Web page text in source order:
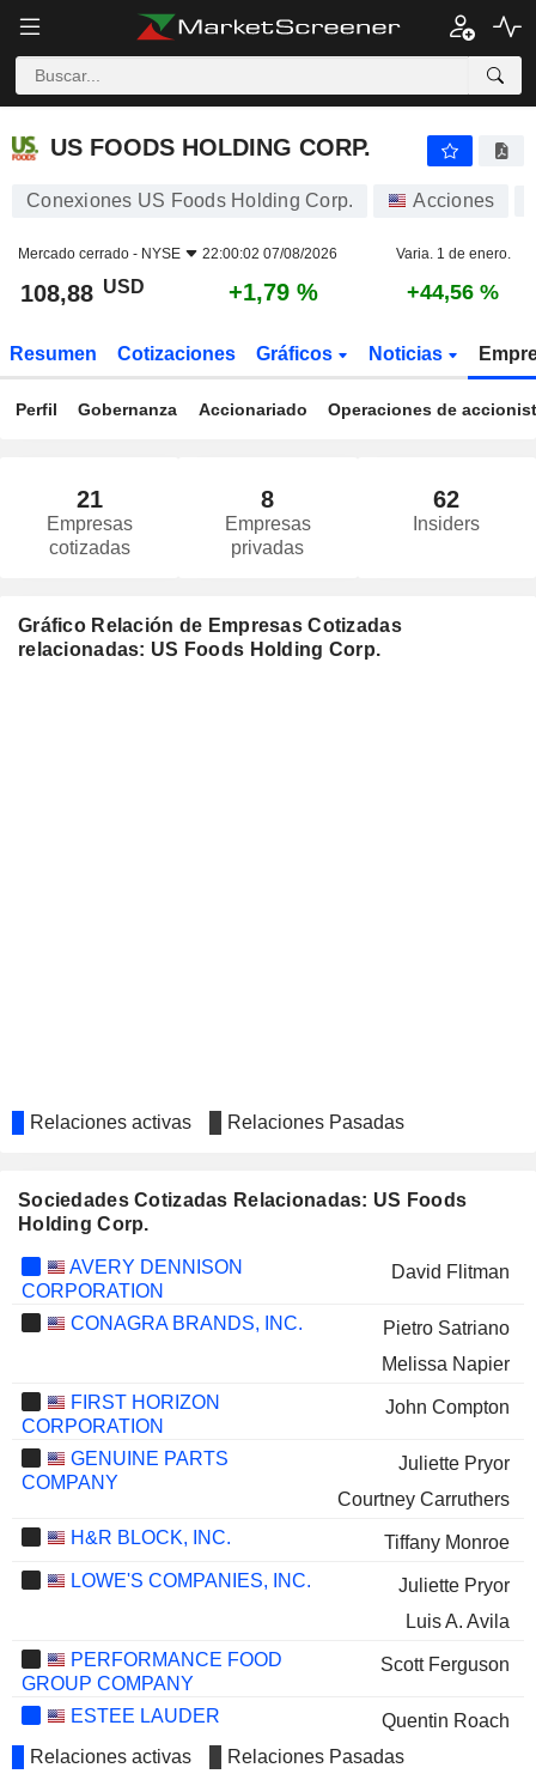
US FOODS HOLDING CORP.
US FOODS HOLDING CORP.
Conexiones US Foods Holding Corp. Acciones
Mercado cerrado - NYSE 22:00:02 07/08/2026 Varia. 1 de enero.
108,88 USD +1,79 % +44,56 %
Resumen Cotizaciones Gráficos Noticias
Perfil Gobernanza Accionariado Operaciones de
21
Empresas
cotizadas
8
Empresas
privadas
62
Insiders
Gráfico Relación de Empresas Cotizadas
relacionadas: US Foods Holding Corp.
Relaciones activas Relaciones Pasadas
Sociedades Cotizadas Relacionadas: US Foods
Holding Corp.
AVERY DENNISON
CORPORATION
David Flitman
CONAGRA BRANDS, INC.
Pietro Satriano
Melissa Napier
FIRST HORIZON
CORPORATION
John Compton
GENUINE PARTS
COMPANY
Juliette Pryor
Courtney Carruthers
H&R BLOCK, INC.
Tiffany Monroe
LOWE'S COMPANIES, INC.
Juliette Pryor
Luis A. Avila
PERFORMANCE FOOD
GROUP COMPANY
Scott Ferguson
ESTEE LAUDER
Quentin Roach
WOLTERS KLUWER N.V.
Relaciones activas Relaciones Pasadas